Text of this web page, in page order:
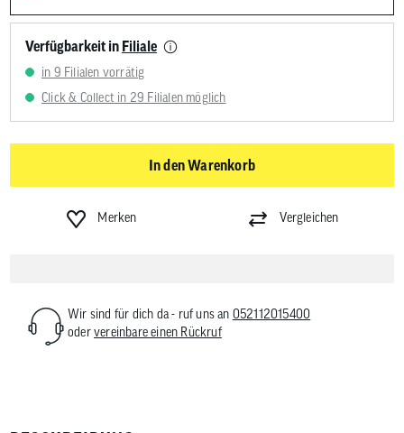
Verfügbarkeit in Filiale
in 9 Filialen vorrätig
Click & Collect in 29 Filialen möglich
In den Warenkorb
Merken Vergleichen
Wir sind für dich da - ruf uns an 052112015400
odervereinbare einen Rückruf